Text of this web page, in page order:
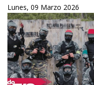
Lunes, 09 Marzo 2026